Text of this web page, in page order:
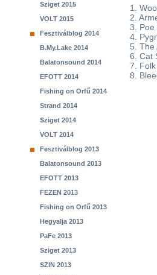
Sziget 2015
VOLT 2015
Fesztiválblog 2014
B.My.Lake 2014
Balatonsound 2014
EFOTT 2014
Fishing on Orfű 2014
Strand 2014
Sziget 2014
VOLT 2014
Fesztiválblog 2013
Balatonsound 2013
EFOTT 2013
FEZEN 2013
Fishing on Orfű 2013
Hegyalja 2013
PaFe 2013
Sziget 2013
SZIN 2013
1.
2.
3. Poe
4.
5. The
6. Cat
7.
8.